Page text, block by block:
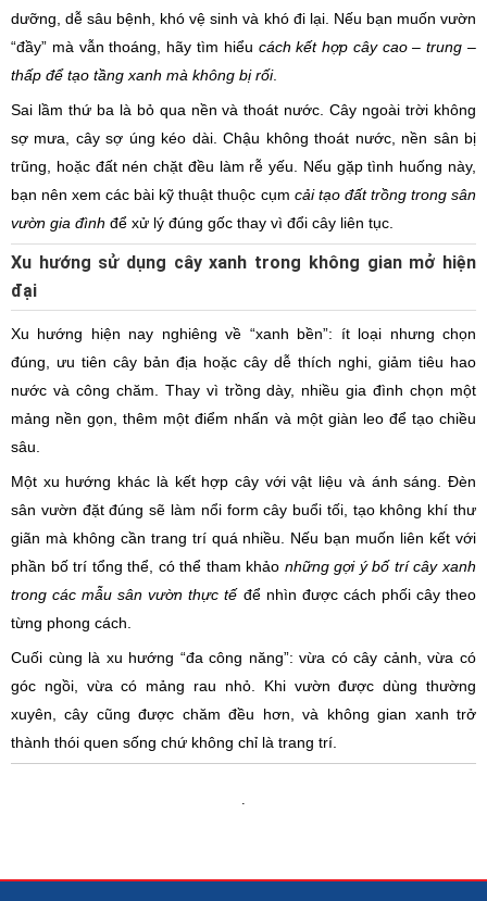
dưỡng, dễ sâu bệnh, khó vệ sinh và khó đi lại. Nếu bạn muốn vườn
“đầy” mà vẫn thoáng, hãy tìm hiểu cách kết hợp cây cao – trung –
thấp để tạo tầng xanh mà không bị rối.
Sai lầm thứ ba là bỏ qua nền và thoát nước. Cây ngoài trời không
sợ mưa, cây sợ úng kéo dài. Chậu không thoát nước, nền sân bị
trũng, hoặc đất nén chặt đều làm rễ yếu. Nếu gặp tình huống này,
bạn nên xem các bài kỹ thuật thuộc cụm cải tạo đất trồng trong sân
vườn gia đình để xử lý đúng gốc thay vì đổi cây liên tục.
Xu hướng sử dụng cây xanh trong không gian mở hiện
đại
Xu hướng hiện nay nghiêng về “xanh bền”: ít loại nhưng chọn
đúng, ưu tiên cây bản địa hoặc cây dễ thích nghi, giảm tiêu hao
nước và công chăm. Thay vì trồng dày, nhiều gia đình chọn một
mảng nền gọn, thêm một điểm nhấn và một giàn leo để tạo chiều
sâu.
Một xu hướng khác là kết hợp cây với vật liệu và ánh sáng. Đèn
sân vườn đặt đúng sẽ làm nổi form cây buổi tối, tạo không khí thư
giãn mà không cần trang trí quá nhiều. Nếu bạn muốn liên kết với
phần bố trí tổng thể, có thể tham khảo những gợi ý bố trí cây xanh
trong các mẫu sân vườn thực tếđể nhìn được cách phối cây theo
từng phong cách.
Cuối cùng là xu hướng “đa công năng”: vừa có cây cảnh, vừa có
góc ngồi, vừa có mảng rau nhỏ. Khi vườn được dùng thường
xuyên, cây cũng được chăm đều hơn, và không gian xanh trở
thành thói quen sống chứ không chỉ là trang trí.
.